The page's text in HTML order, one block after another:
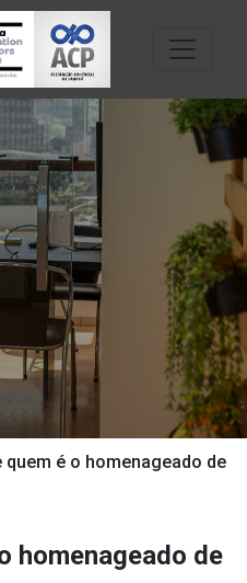
quem é o homenageado de
homenageado de